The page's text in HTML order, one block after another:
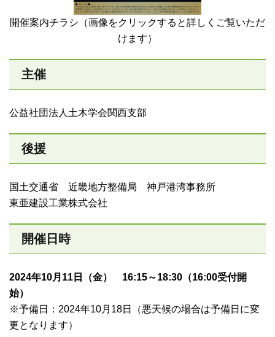
開催案内チラシ（画像をクリックすると詳しくご覧いただ
けます）
主催
公益社団法人土木学会関西支部
後援
国土交通省 近畿地方整備局 神戸港湾事務所
東亜建設工業株式会社
開催日時
2024年10月11日（金） 16:15～18:30（16:00受付開
始）
※予備日：2024年10月18日（悪天候の場合は予備日に変
更となります）